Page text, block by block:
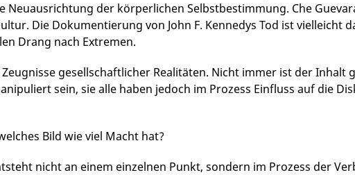
Neuausrichtung der körperlichen Selbstbestimmung. Che
Die Dokumentierung von John F. Kennedys Tod ist vielleicht
Drang nach Extremen.
gesellschaftlicher Realitäten. Nicht immer ist der Inhalt
sein, sie alle haben jedoch im Prozess Einfluss auf die
Bild wie viel Macht hat?
nicht an einem einzelnen Punkt, sondern im Prozess der